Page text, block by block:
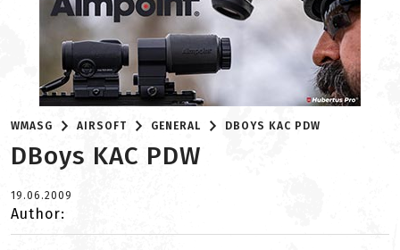
WMASG AIRSOFT GENERAL DBOYS KAC PDW
DBoys KAC PDW
19.06.2009
Author: